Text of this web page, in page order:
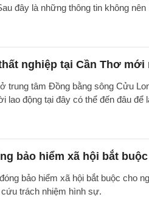
đây là những thông tin không
nghiệp tại Cần Thơ mới
trung tâm Đồng bằng sông Cửu
lao động tại đây có thể đến đâu
bảo hiểm xã hội bắt
bảo hiểm xã hội bắt buộc cho
trách nhiệm hình sự.